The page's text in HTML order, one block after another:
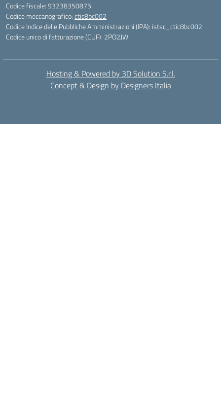
Codice fiscale: 93238350875
Codice meccanografico:ctic8bc002
Codice Indice delle Pubbliche Amministrazioni (IPA): istsc_ctic8bc002
Codice unico di fatturazione (CUF): 2PO2JW
Hosting & Powered by 3D Solution S.r.l.
Concept & Design by Designers Italia